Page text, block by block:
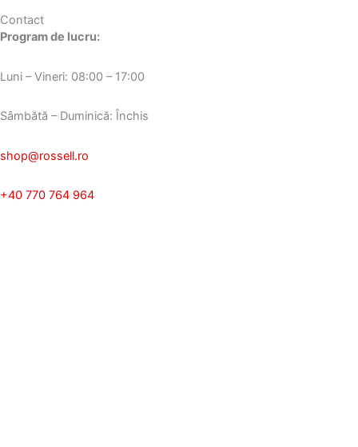
Contact
Program de lucru:
Luni – Vineri: 08:00 – 17:00
Sâmbătă – Duminică: Închis
shop@rossell.ro
+40 770 764 964